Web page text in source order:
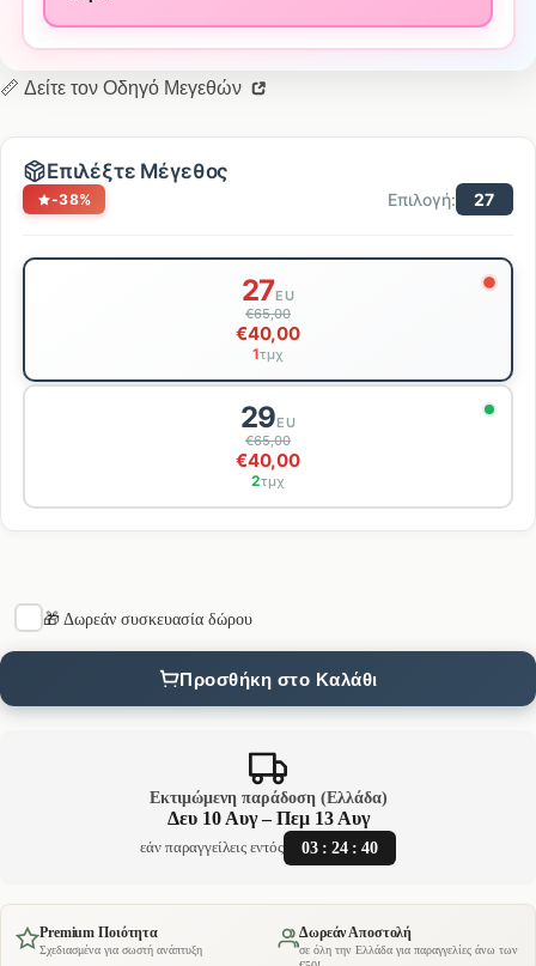
📏 Δείτε τον Οδηγό Μεγεθών
Επιλέξτε Μέγεθος
-38% Επιλογή: 27
Επιλογή
27EU
€65,00
€40,00
1τμχ
29EU
€65,00
€40,00
2τμχ
🎁 Δωρεάν συσκευασία δώρου
Προσθήκη στο Καλάθι
Εκτιμώμενη παράδοση (Ελλάδα)
Δευ 10 Αυγ – Πεμ 13 Αυγ
εάν παραγγείλεις εντός 03 : 24 : 40
Premium Ποιότητα
Σχεδιασμένα για σωστή ανάπτυξη
Δωρεάν Αποστολή
σε όλη την Ελλάδα για παραγγελίες άνω των